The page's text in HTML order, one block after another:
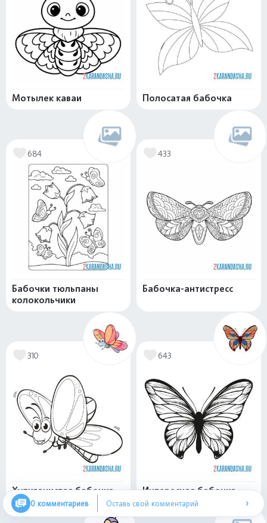
Мотылек каваи Полосатая бабочка
684
Бабочки тюльпаны
колокольчики
433
Бабочка-антистресс
310
Хулиганистая бабочка
643
Интересная бабочка
0 комментариев Оставь свой комментарий ›